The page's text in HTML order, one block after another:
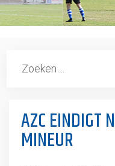
AZC EINDIGT
MINEUR